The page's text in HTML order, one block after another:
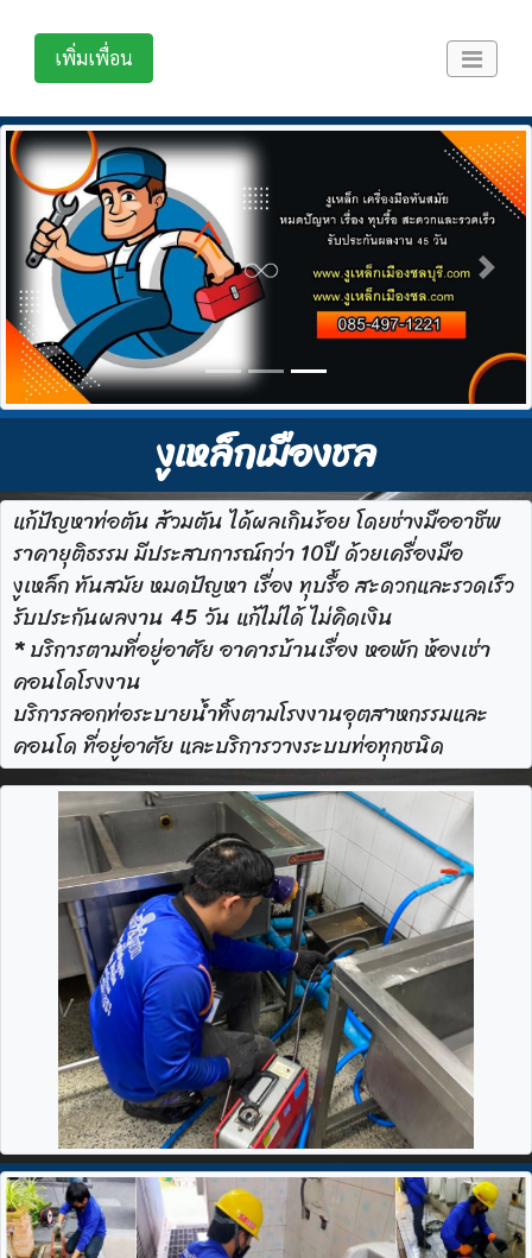
เพิ่มเพื่อน
Previous Next
งูเหล็กเมืองชล
แก้ปัญหาท่อตัน ส้วมตัน ได้ผลเกินร้อย โดยช่างมืออาชีพ
ราคายุติธรรม มีประสบการณ์กว่า 10ปื ด้วยเครื่องมือ
งูเหล็ก ทันสมัย หมดปัญหา เรื่อง ทุบรื้อ สะดวกและรวดเร็ว
รับประกันผลงาน 45 วัน แก้ไม่ได้ ไม่คิดเงิน
* บริการตามที่อยู่อาศัย อาคารบ้านเรื่อง หอพัก ห้องเช่า
คอนโดโรงงาน
บริการลอกท่อระบายน้ำทิ้งตามโรงงานอุตสาหกรรมและ
คอนโด ที่อยู่อาศัย และบริการวางระบบท่อทุกชนิด